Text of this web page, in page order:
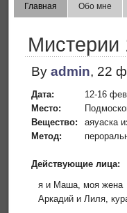
Главная Обо мне
Мистерии
By admin, 22
Дата:
12-16
Место:
Вещество:
аяуаска
Метод:
Действующие лица:
я и Маша, моя жена
Аркадий и Лиля,